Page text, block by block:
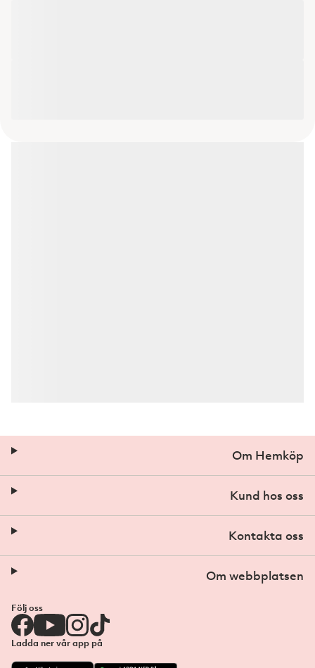
Om Hemköp
Kund hos oss
Kontakta oss
Om webbplatsen
Följ oss
Ladda ner vår app på